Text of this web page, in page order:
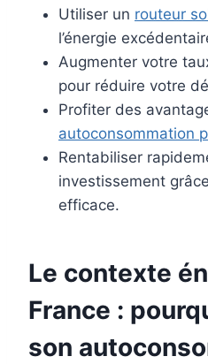
Utiliser un routeur
l’énergie
Augmenter votre
pour réduire votre
Profiter des
autoconsommation
Rentabiliser
investissement
efficace.
Le contexte
France :
son